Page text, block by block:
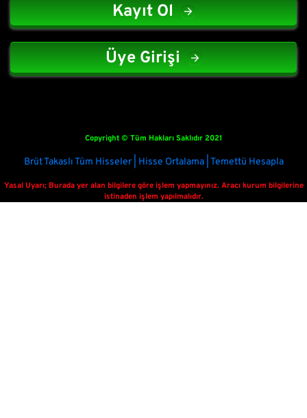
Kayıt Ol
Üye Girişi
Copyright © Tüm Hakları Saklıdır 2021
Brüt Takaslı Tüm Hisseler | Hisse Ortalama | Temettü Hesapla
Yasal Uyarı; Burada yer alan bilgilere göre işlem yapmayınız. Aracı kurum bilgilerine
istinaden işlem yapılmalıdır.